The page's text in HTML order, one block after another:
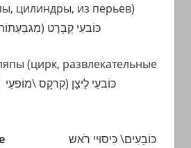
цилиндры, из перьев)
כּוֹבעֵי קַבָּרֶט
(цирк, развлекательные
כּוֹבעֵי לֵיצָן (קִרקָס \מוֹפעֵי
כּוֹבָעִים\ כִּיסוּיי רֹאש